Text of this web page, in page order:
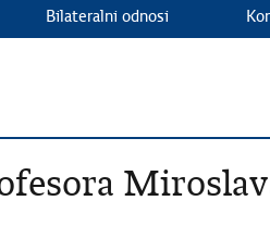
Bilateralni odnosi